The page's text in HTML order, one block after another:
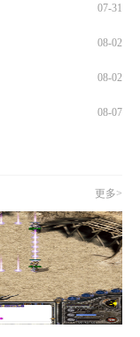
07-31
08-02
08-02
08-07
更多>